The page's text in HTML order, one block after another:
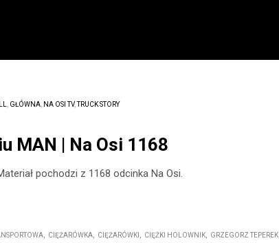
GŁÓWNA NA OSI TV,TRUCK STORY
MAN | Na Osi 1168
pochodzi z 1168 odcinka Na Osi.
CIĘŻARÓWKA CIĘŻARÓWKI CIĘŻKI HOLOWNIK
GRZEGORZ TEPEREK